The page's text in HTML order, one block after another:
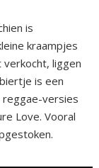
is
kraampjes
verkocht, liggen
is een
reggae-versies
Love. Vooral